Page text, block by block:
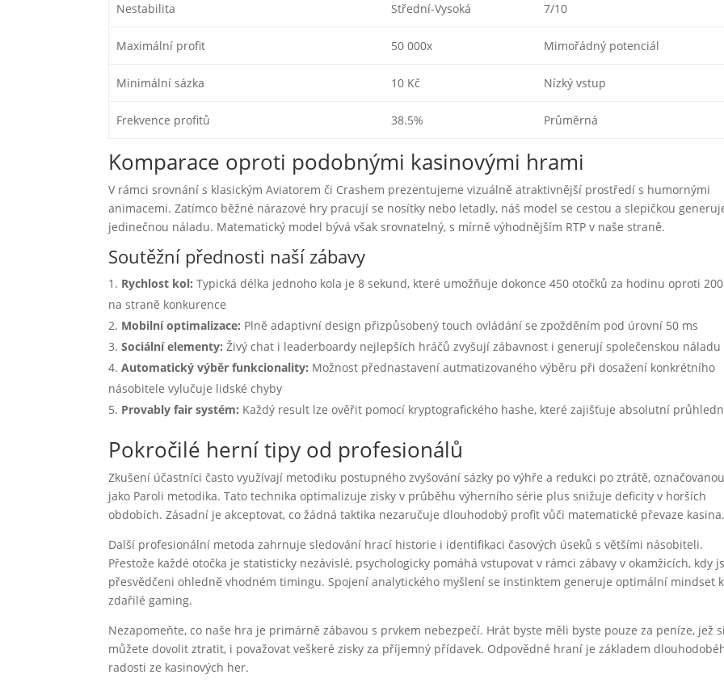
Nestabilita Střední-Vysoká 7/10
Maximální profit 50 000x Mimořádný potenciál
Minimální sázka 10 Kč Nízký vstup
Frekvence profitů 38.5% Průměrná
Komparace oproti podobnými kasinovými hrami
V rámci srovnání s klasickým Aviatorem či Crashem prezentujeme vizuálně atraktivnější prostředí s humornými
animacemi. Zatímco běžné nárazové hry pracují se nosítky nebo letadly, náš model se cestou a slepičkou
jedinečnou náladu. Matematický model bývá však srovnatelný, s mírně výhodnějším RTP v naše straně.
Soutěžní přednosti naší zábavy
Rychlost kol: Typická délka jednoho kola je 8 sekund, které umožňuje dokonce 450 otočků za hodinu oproti
na straně konkurence
Mobilní optimalizace: Plně adaptivní design přizpůsobený touch ovládání se zpožděním pod úrovní 50 ms
Sociální elementy: Živý chat i leaderboardy nejlepších hráčů zvyšují zábavnost i generují společenskou náladu
Automatický výběr funkcionality: Možnost přednastavení autmatizovaného výběru při dosažení konkrétního
násobitele vylučuje lidské chyby
Provably fair systém: Každý result lze ověřit pomocí kryptografického hashe, které zajišťuje absolutní
Pokročilé herní tipy od profesionálů
Zkušení účastníci často využívají metodiku postupného zvyšování sázky po výhře a redukci po ztrátě, označovanou
jako Paroli metodika. Tato technika optimalizuje zisky v průběhu výherního série plus snižuje deficity v horších
obdobích. Zásadní je akceptovat, co žádná taktika nezaručuje dlouhodobý profit vůči matematické převaze kasina.
Další profesionální metoda zahrnuje sledování hrací historie i identifikaci časových úseků s většími násobiteli.
Přestože každé otočka je statisticky nezávislé, psychologicky pomáhá vstupovat v rámci zábavy v okamžicích, kdy
přesvědčeni ohledně vhodném timingu. Spojení analytického myšlení se instinktem generuje optimální mindset k
zdařilé gaming.
Nezapomeňte, co naše hra je primárně zábavou s prvkem nebezpečí. Hrát byste měli byste pouze za peníze, jež si
můžete dovolit ztratit, i považovat veškeré zisky za příjemný přídavek. Odpovědné hraní je základem
radosti ze kasinových her.